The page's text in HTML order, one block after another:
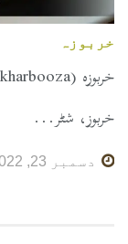
خربوزہ
خربوز، شٹر...
دسمبر 23, 2022